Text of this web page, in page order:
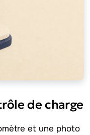
de charge
et une photo